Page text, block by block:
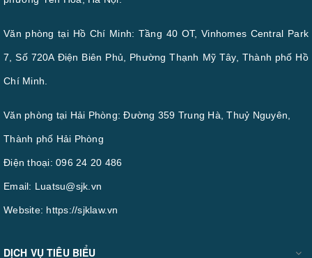
Văn phòng tại Hồ Chí Minh: Tầng 40 OT, Vinhomes Central Park
7, Số 720A Điện Biên Phủ, Phường Thạnh Mỹ Tây, Thành phố Hồ
Chí Minh.
Văn phòng tại Hải Phòng: Đường 359 Trung Hà, Thuỷ Nguyên,
Thành phố Hải Phòng
Điện thoại: 096 24 20 486
Email: Luatsu@sjk.vn
Website: https://sjklaw.vn
DỊCH VỤ TIÊU BIỂU